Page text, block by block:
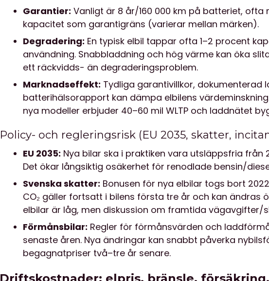
Garantier: Vanligt är 8 år/160 000 km på batteriet,
kapacitet som garantigräns (varierar mellan märken).
Degradering: En typisk elbil tappar ofta 1–2 procent
användning. Snabbladdning och hög värme kan öka
ett räckvidds- än degraderingsproblem.
Marknadseffekt: Tydliga garantivillkor, dokumenterad
batterihälsorapport kan dämpa elbilens
nya modeller erbjuder 40–60 mil WLTP och laddnätet
Policy- och regleringsrisk (EU 2035, skatter,
EU 2035: Nya bilar ska i praktiken vara utsläppsfria från
Det ökar långsiktig osäkerhet för renodlade bensin/
Svenska skatter: Bonusen för nya elbilar togs bort
CO₂ gäller fortsatt i bilens första tre år och kan ändras
elbilar är låg, men diskussion om framtida vägavgifter/
Förmånsbilar: Regler för förmånsvärden och
senaste åren. Nya ändringar kan snabbt påverka
begagnatpriser två–tre år senare.